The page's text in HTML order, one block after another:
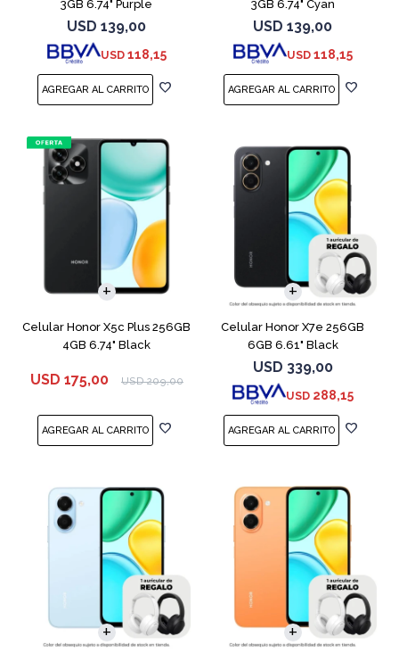
3GB 6.74" Purple
USD 139,00
USD 118,15
3GB 6.74" Cyan
USD 139,00
USD 118,15
Celular Honor X5c Plus 256GB
4GB 6.74" Black
USD 175,00 USD 209,00
COMPARAR
Celular Honor X7e 256GB
6GB 6.61" Black
USD 339,00
USD 288,15
COMPARAR
COMPARAR COMPARAR